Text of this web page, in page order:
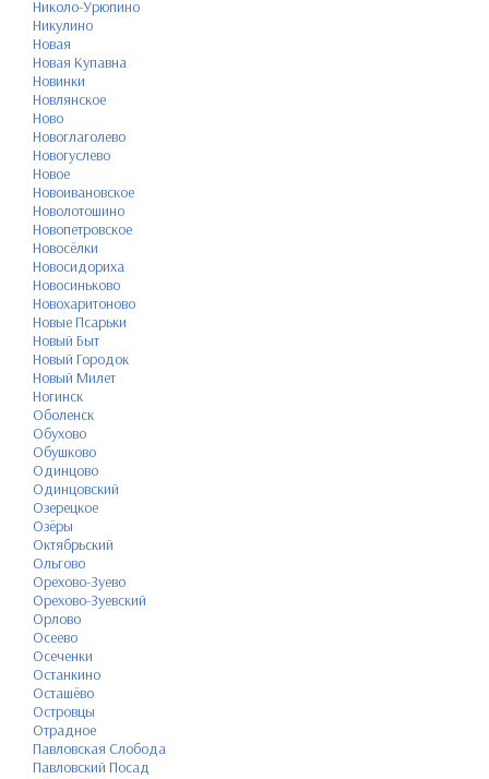
Николо-Урюпино
Никулино
Новая
Новая Купавна
Новинки
Новлянское
Ново
Новоглаголево
Новогуслево
Новое
Новоивановское
Новолотошино
Новопетровское
Новосёлки
Новосидориха
Новосиньково
Новохаритоново
Новые Псарьки
Новый Быт
Новый Городок
Новый Милет
Ногинск
Оболенск
Обухово
Обушково
Одинцово
Одинцовский
Озерецкое
Озёры
Октябрьский
Ольгово
Орехово-Зуево
Орехово-Зуевский
Орлово
Осеево
Осеченки
Останкино
Осташёво
Островцы
Отрадное
Павловская Слобода
Павловский Посад